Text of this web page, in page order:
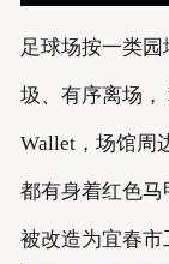
足球场按一类
圾、有序离场
Wallet，场馆周
都有身着红色
被改造为宜春市